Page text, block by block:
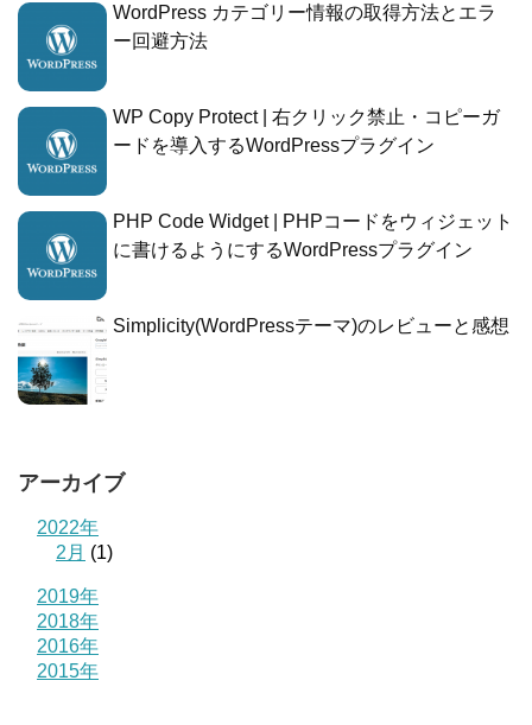
WordPress カテゴリー情報の取得方法とエラ
ー回避方法
WP Copy Protect | 右クリック禁止・コピーガ
ードを導入するWordPressプラグイン
PHP Code Widget | PHPコードをウィジェット
に書けるようにするWordPressプラグイン
Simplicity(WordPressテーマ)のレビューと感想
アーカイブ
2022年
2月 (1)
2019年
2018年
2016年
2015年